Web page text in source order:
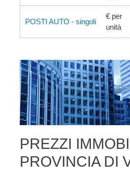
POSTI AUTO - singoli
€ per
unità
PREZZI
PROVINCIA DI